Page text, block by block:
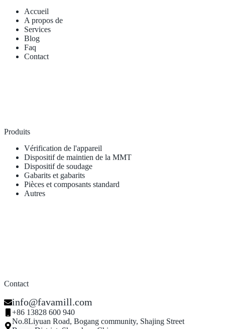
Accueil
A propos de
Services
Blog
Faq
Contact
Produits
Vérification de l'appareil
Dispositif de maintien de la MMT
Dispositif de soudage
Gabarits et gabarits
Pièces et composants standard
Autres
Contact
info@favamill.com
+86 13828 600 940
No.8Liyuan Road, Bogang community, Shajing Street